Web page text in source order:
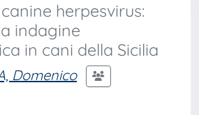
herpesvirus:
indagine
in cani della Sicilia
Domenico